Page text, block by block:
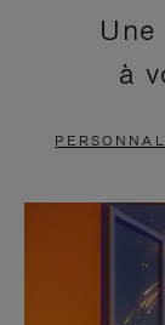
EN
POUR
à